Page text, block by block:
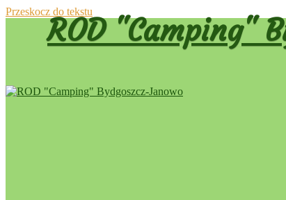
Przeskocz do tekstu
ROD "Camping"